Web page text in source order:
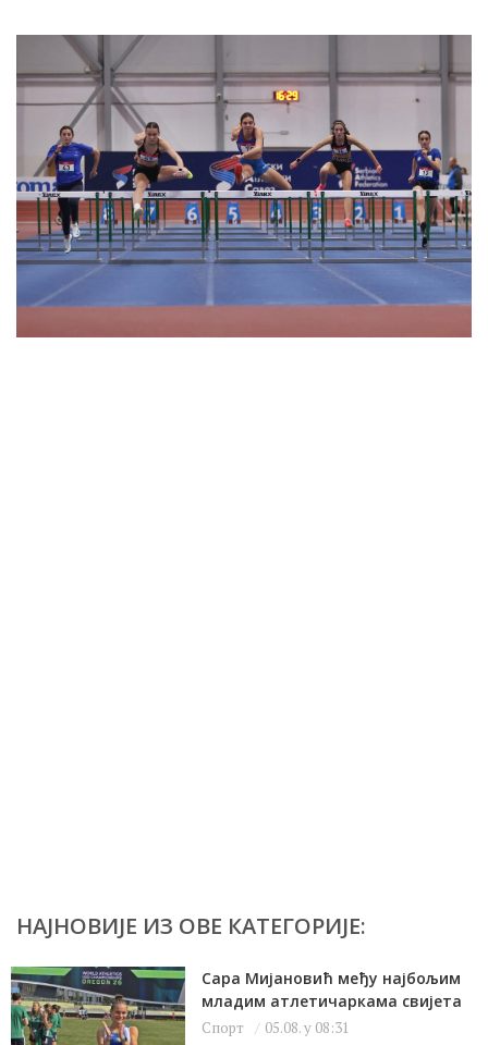
НАЈНОВИЈЕ ИЗ ОВЕ КАТЕГОРИЈЕ:
Сара Мијановић међу најбољим
младим атлетичаркама свијета
Спорт 05.08. у 08:31